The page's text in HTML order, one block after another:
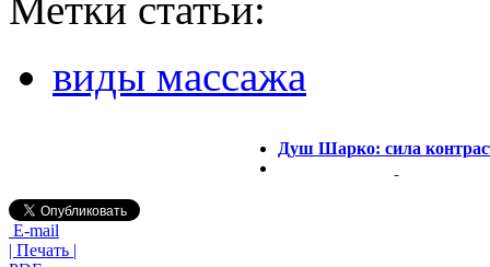
виды массажа
Душ Шарко: сила
E-mail
| Печать |